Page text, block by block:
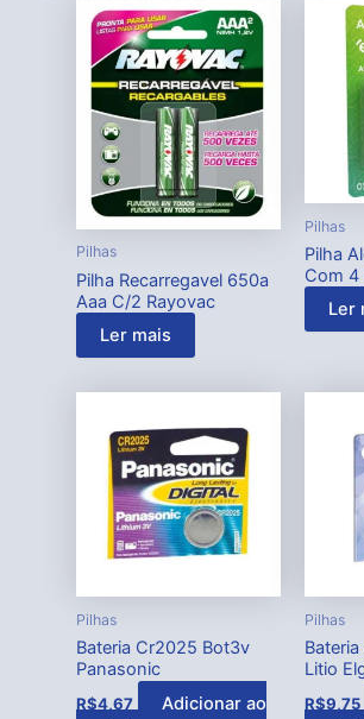
Pilhas
Pilha Recarregavel 650a
Aaa C/2 Rayovac
Ler mais
Pilhas
Pilha
Com 4
Ler
Pilhas
Bateria Cr2025 Bot3v
Panasonic
R$4,67
Adicionar ao
Pilhas
Litio
R$9,75